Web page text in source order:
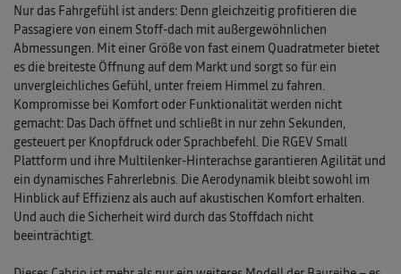
Nur das Fahrgefühl ist anders: Denn gleichzeitig profitieren die
Passagiere von einem Stoff-dach mit außergewöhnlichen
Abmessungen. Mit einer Größe von fast einem Quadratmeter bietet
es die breiteste Öffnung auf dem Markt und sorgt so für ein
unvergleichliches Gefühl, unter freiem Himmel zu fahren.
Kompromisse bei Komfort oder Funktionalität werden nicht
gemacht: Das Dach öffnet und schließt in nur zehn Sekunden,
gesteuert per Knopfdruck oder Sprachbefehl. Die RGEV Small
Plattform und ihre Multilenker-Hinterachse garantieren Agilität und
ein dynamisches Fahrerlebnis. Die Aerodynamik bleibt sowohl im
Hinblick auf Effizienz als auch auf akustischen Komfort erhalten.
Und auch die Sicherheit wird durch das Stoffdach nicht
beeinträchtigt.